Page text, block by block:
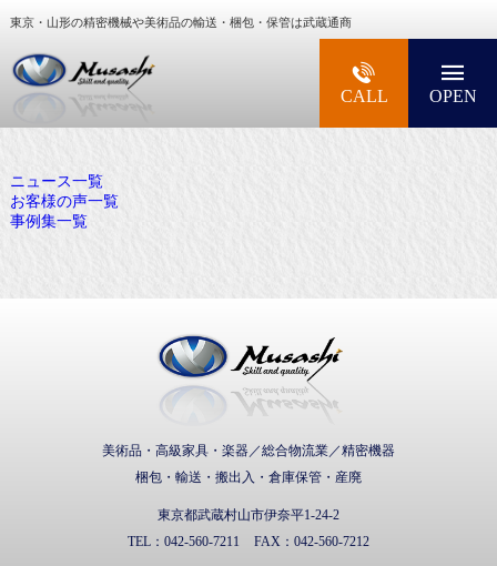
東京・山形の精密機械や美術品の輸送・梱包・保管は武蔵通商
大型精密機械・美術品・高級楽器の梱包・輸送
CALL OPEN
ニュース一覧
お客様の声一覧
事例集一覧
美術品・高級家具・楽器／総合物流業／精密機器
梱包・輸送・搬出入・倉庫保管・産廃
東京都武蔵村山市伊奈平1-24-2
TEL： 042-560-7211 FAX： 042-560-7212